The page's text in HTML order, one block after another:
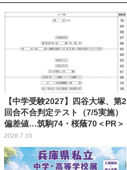
【中学受験2027】四谷大塚、第2
回合不合判定テスト（7/5実施）
偏差値…筑駒74・桜蔭70＜PR＞
2026.7.10